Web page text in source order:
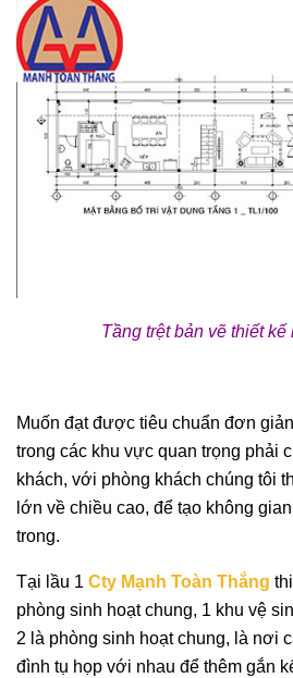
Tầng trệt bản vẽ thiết kế
Muốn đạt được tiêu chuẩn đơn
trong các khu vực quan trọng phải
khách, với phòng khách chúng tôi
lớn về chiều cao, để tạo không
trong.
Tại lầu 1 Cty Mạnh Toàn Thắng
phòng sinh hoạt chung, 1 khu vệ
2 là phòng sinh hoạt chung, là nơi
đình tụ họp với nhau để thêm gắn